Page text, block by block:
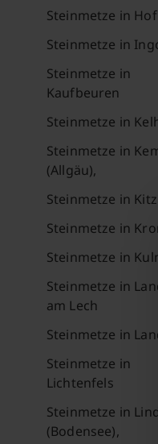
Steinmetze in Hof
Steinmetze in
Steinmetze in
Kaufbeuren
Steinmetze in
Steinmetze in
(Allgäu),
Steinmetze in
Steinmetze in
Steinmetze in
Steinmetze in
am Lech
Steinmetze in
Steinmetze in
Lichtenfels
Steinmetze in
(Bodensee),